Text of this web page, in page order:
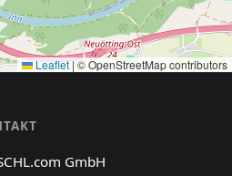
Leaflet|© OpenStreetMap contributors
GmbH